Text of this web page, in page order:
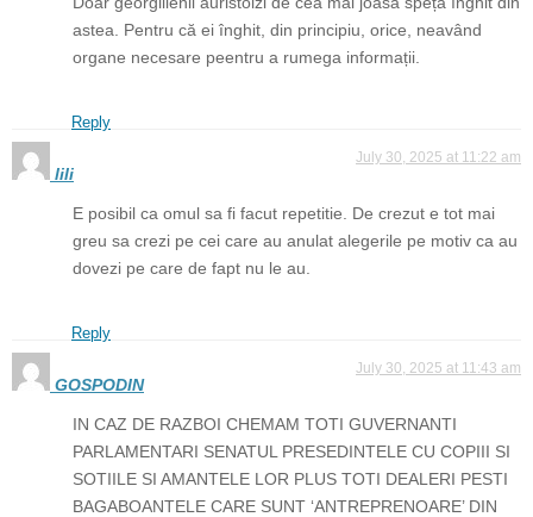
astea. Pentru că ei înghit, din principiu, orice, neavând
organe necesare peentru a rumega informații.
Reply
lili
July 30, 2025 at 11:22 am
E posibil ca omul sa fi facut repetitie. De crezut e tot mai
greu sa crezi pe cei care au anulat alegerile pe motiv ca au
dovezi pe care de fapt nu le au.
Reply
GOSPODIN
July 30, 2025 at 11:43 am
IN CAZ DE RAZBOI CHEMAM TOTI GUVERNANTI
PARLAMENTARI SENATUL PRESEDINTELE CU COPIII SI
SOTIILE SI AMANTELE LOR PLUS TOTI DEALERI PESTI
BAGABOANTELE CARE SUNT ‘ANTREPRENOARE’ DIN